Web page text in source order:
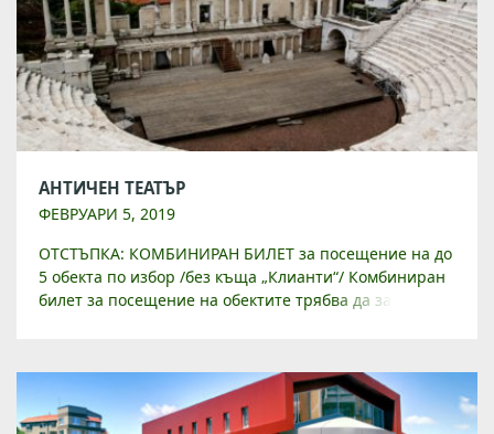
АНТИЧЕН ТЕАТЪР
ФЕВРУАРИ 5, 2019
ОТСТЪПКА: КОМБИНИРАН БИЛЕТ за посещение на до
5 обекта по избор /без къща „Клианти“/ Комбиниран
билет за посещение на обектите трябва да закупите